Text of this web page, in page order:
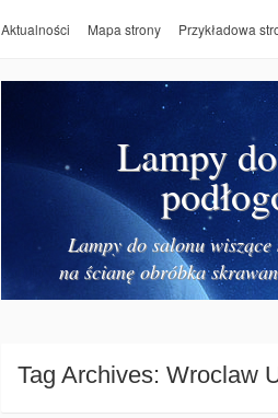
Aktualności Mapa strony Przykładowa
Lampy
Lampy do salonu
na ścianę obróbka
Tag Archives: Wroclaw